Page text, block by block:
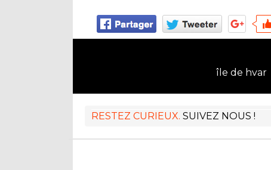
île de hvar
RESTEZ CURIEUX. SUIVEZ NOUS !